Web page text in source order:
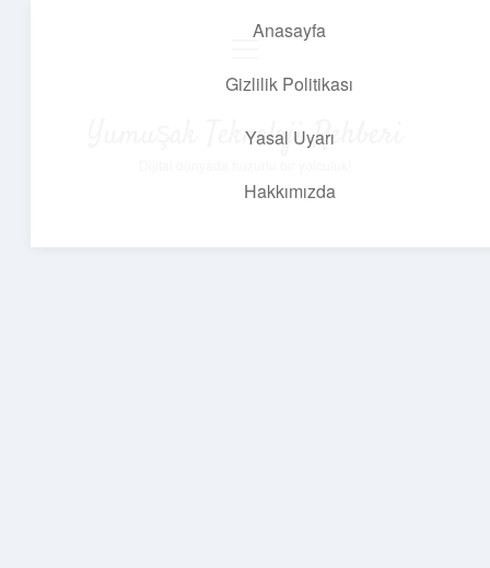
Anasayfa
Gizlilik Politikası
Yasal Uyarı
Hakkımızda
Yumuşak Teknoloji Rehberi